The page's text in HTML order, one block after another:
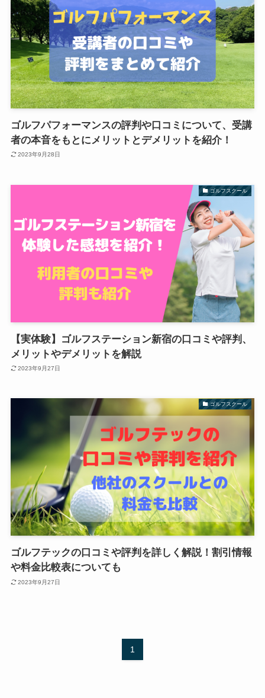
ゴルフパフォーマンスの評判や口コミについて、受講
者の本音をもとにメリットとデメリットを紹介！
2023年9月28日
ゴルフスクール
【実体験】ゴルフステーション新宿の口コミや評判、
メリットやデメリットを解説
2023年9月27日
ゴルフスクール
ゴルフテックの口コミや評判を詳しく解説！割引情報
や料金比較表についても
2023年9月27日
1